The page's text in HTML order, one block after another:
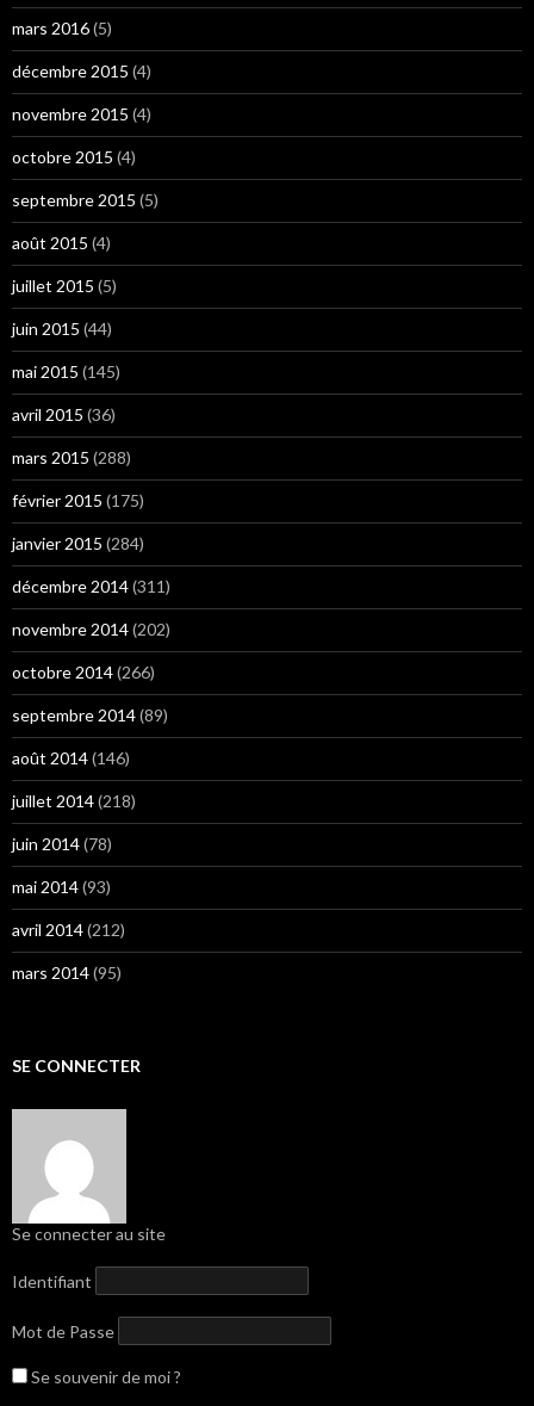
mars 2016(5)
décembre 2015 (4)
novembre 2015 (4)
octobre 2015 (4)
septembre 2015 (5)
août 2015 (4)
juillet 2015 (5)
juin 2015 (44)
mai 2015 (145)
avril 2015 (36)
mars 2015 (288)
février 2015 (175)
janvier 2015 (284)
décembre 2014(311)
novembre 2014(202)
octobre 2014(266)
septembre 2014(89)
août 2014(146)
juillet 2014(218)
juin 2014(78)
mai 2014(93)
avril 2014(212)
mars 2014(95)
SE CONNECTER
Se connecter au site
Identifiant
Mot de Passe
Se souvenir de moi ?